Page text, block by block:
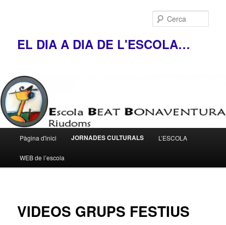
EL DIA A DIA DE L'ESCOLA…
principal
Aneu
al
Pàgina d'inici JORNADES CULTURALS L’ESCOLA
WEB de l’escola
VIDEOS GRUPS FESTIUS